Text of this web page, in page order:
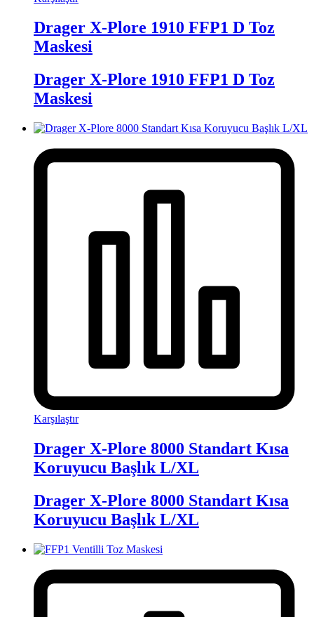
Drager X-Plore 1910 FFP1 D Toz
Maskesi
Drager X-Plore 1910 FFP1 D Toz
Maskesi
Karşılaştır
Drager X-Plore 8000 Standart Kısa
Koruyucu Başlık L/XL
Drager X-Plore 8000 Standart Kısa
Koruyucu Başlık L/XL